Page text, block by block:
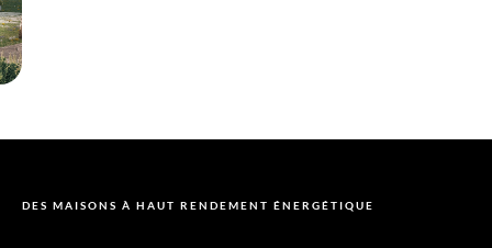
DES MAISONS À HAUT RENDEMENT ÉNERGÉTIQUE